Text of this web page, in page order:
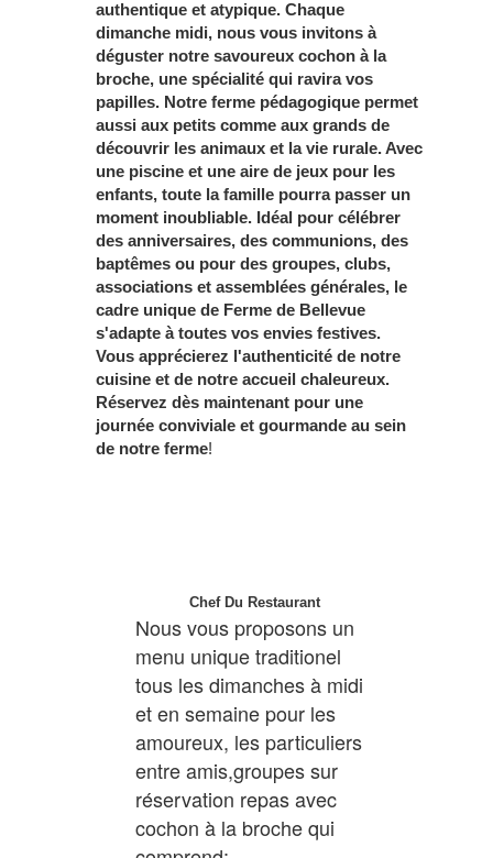
authentique et atypique. Chaque
dimanche midi, nous vous invitons à
déguster notre savoureux cochon à la
broche, une spécialité qui ravira vos
papilles. Notre ferme pédagogique permet
aussi aux petits comme aux grands de
découvrir les animaux et la vie rurale. Avec
une piscine et une aire de jeux pour les
enfants, toute la famille pourra passer un
moment inoubliable. Idéal pour célébrer
des anniversaires, des communions, des
baptêmes ou pour des groupes, clubs,
associations et assemblées générales, le
cadre unique de Ferme de Bellevue
s'adapte à toutes vos envies festives.
Vous apprécierez l'authenticité de notre
cuisine et de notre accueil chaleureux.
Réservez dès maintenant pour une
journée conviviale et gourmande au sein
de notre ferme!
Chef Du Restaurant
Nous vous proposons un
menu unique traditionel
tous les dimanches à midi
et en semaine pour les
amoureux, les particuliers
entre amis,groupes sur
réservation repas avec
cochon à la broche qui